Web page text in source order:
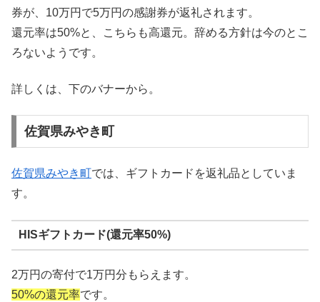
券が、10万円で5万円の感謝券が返礼されます。
還元率は50%と、こちらも高還元。辞める方針は今のとこ
ろないようです。
詳しくは、下のバナーから。
佐賀県みやき町
佐賀県みやき町では、ギフトカードを返礼品としていま
す。
HISギフトカード(還元率50%)
2万円の寄付で1万円分もらえます。
50%の還元率です。